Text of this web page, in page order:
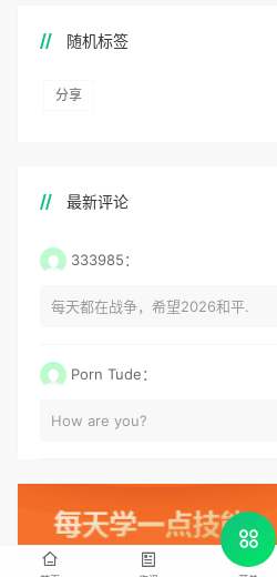
随机标签
分享
最新评论
333985：
每天都在战争，希望2026和平.
Porn Tude：
How are you?